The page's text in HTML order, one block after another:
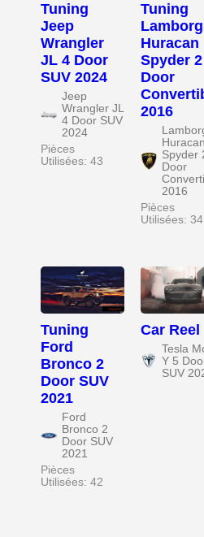
Tuning
Jeep
Wrangler
JL 4 Door
SUV 2024
Jeep
Wrangler JL
4 Door SUV
2024
Pièces
Utilisées: 43
Tuning
Huracan
Spyder 2
Door
2016
Huracan
Spyder
Door
2016
Pièces
Utilisées: 34
Tuning
Ford
Bronco 2
Door SUV
2021
Ford
Bronco 2
Door SUV
2021
Pièces
Utilisées: 42
Car Reel
Tesla
Y 5
SUV